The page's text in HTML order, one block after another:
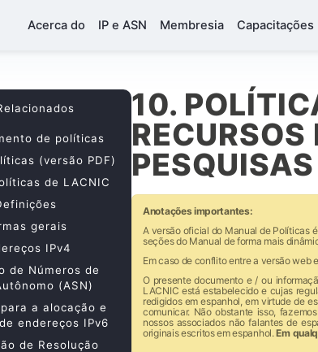
Acerca do IP e ASN Membresia Capacitações
10.
Anotações importantes:
A versão oficial do Manual de Políticas
seções do Manual de forma mais
Em caso de conflito entre a versão web
O presente documento e / ou
LACNIC está estabelecido e cujas
redigidos em espanhol, em virtude de
comunicar. Não obstante isso,
nossos associados não falantes de
originais escritos em espanhol.Em
de políticas
(versão PDF)
de LACNIC
gerais
IPv4
de Números de
(ASN)
a alocação e
endereços IPv6
de Resolução